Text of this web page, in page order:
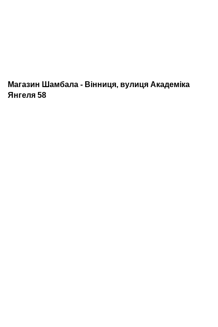
Магазин Шамбала - Вінниця, вулиця Академіка
Янгеля 58